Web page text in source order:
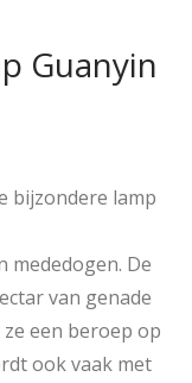
Guanyin
bijzondere lamp
mededogen. De
van genade
een beroep op
ook vaak met